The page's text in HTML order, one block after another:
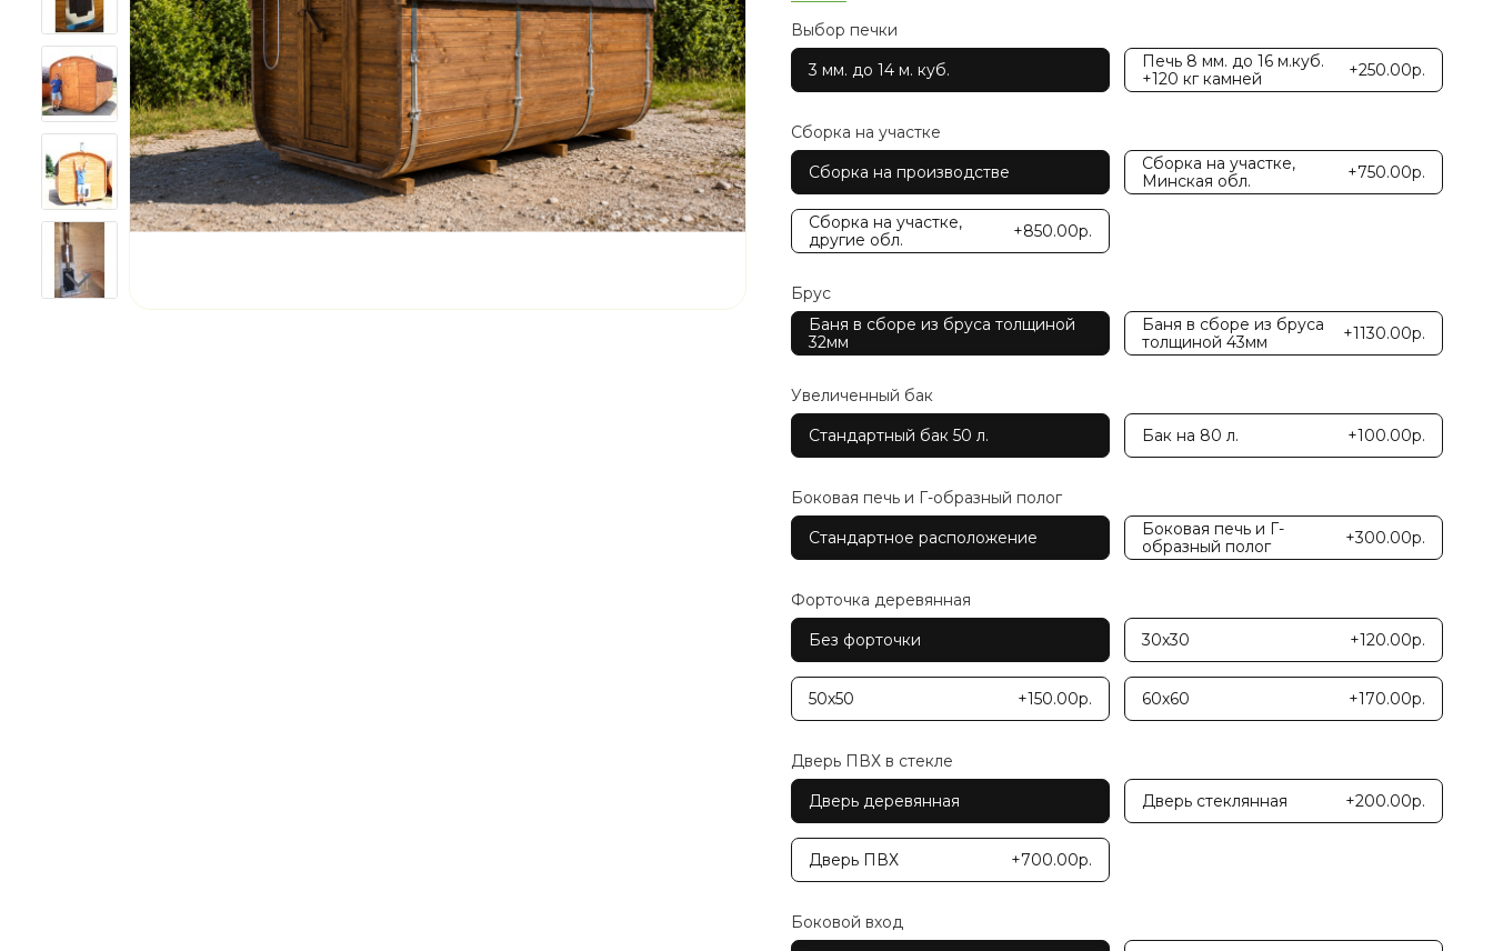
Выбор печки
3 мм. до 14 м. куб.
Печь 8 мм. до 16 м.куб.
+120 кг камней
+250.00р.
Сборка на участке
Сборка на производстве
Сборка на участке,
Минская обл.
+750.00р.
Сборка на участке,
другие обл.
+850.00р.
Брус
Баня в сборе из бруса толщиной
32мм
Баня в сборе из бруса
толщиной 43мм
+1130.00р.
Увеличенный бак
Стандартный бак 50 л.
Бак на 80 л. +100.00р.
Боковая печь и Г-образный полог
Стандартное расположение
Боковая печь и Г-
образный полог
+300.00р.
Форточка деревянная
Без форточки
30х30 +120.00р.
50х50 +150.00р. 60х60 +170.00р.
Дверь ПВХ в стекле
Дверь деревянная
Дверь стеклянная +200.00р.
Дверь ПВХ +700.00р.
Боковой вход